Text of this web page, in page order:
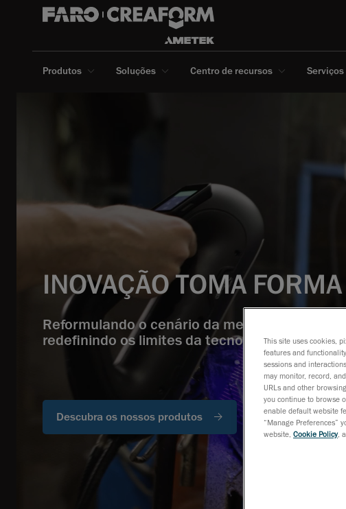
Produtos Soluções Centro de recursos
INOVAÇÃO TOMA FORMA
Reformulando o cenário da metrologia 3D,
redefinindo os limites da tecnologia.
Descubra os nossos produtos
This site uses cookies,
features and
sessions and
may monitor, record,
URLs and other
you continue to browse
enable default website
“Manage Preferences”
website, Cookie Policy,